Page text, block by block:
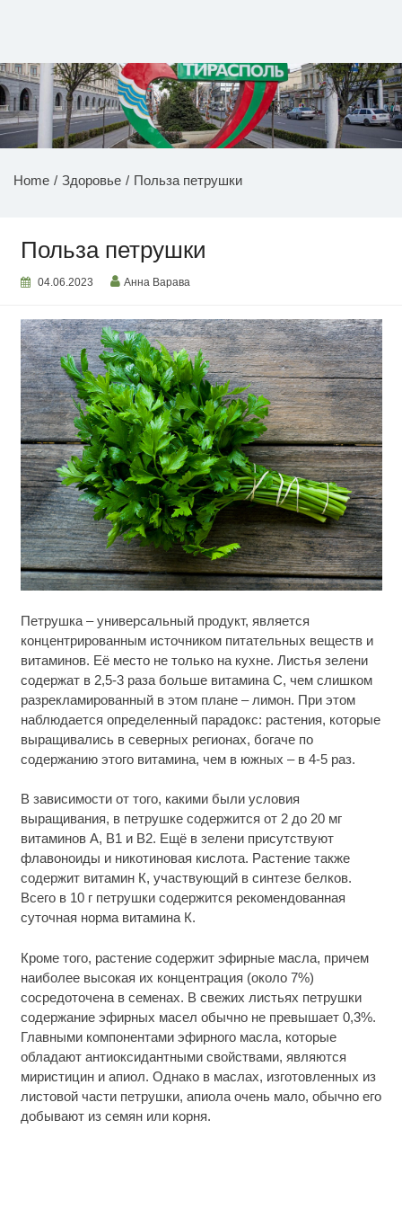
НОВОСТИ ПРИДНЕСТРОВЬЯ
Home Здоровье Польза петрушки
Польза петрушки
04.06.2023 Анна Варава
Петрушка – универсальный продукт, является
концентрированным источником питательных веществ и
витаминов. Её место не только на кухне. Листья зелени
содержат в 2,5-3 раза больше витамина С, чем слишком
разрекламированный в этом плане – лимон. При этом
наблюдается определенный парадокс: растения, которые
выращивались в северных регионах, богаче по
содержанию этого витамина, чем в южных – в 4-5 раз.
В зависимости от того, какими были условия
выращивания, в петрушке содержится от 2 до 20 мг
витаминов А, В1 и В2. Ещё в зелени присутствуют
флавоноиды и никотиновая кислота. Растение также
содержит витамин К, участвующий в синтезе белков.
Всего в 10 г петрушки содержится рекомендованная
суточная норма витамина К.
Кроме того, растение содержит эфирные масла, причем
наиболее высокая их концентрация (около 7%)
сосредоточена в семенах. В свежих листьях петрушки
содержание эфирных масел обычно не превышает 0,3%.
Главными компонентами эфирного масла, которые
обладают антиоксидантными свойствами, являются
миристицин и апиол. Однако в маслах, изготовленных из
листовой части петрушки, апиола очень мало, обычно его
добывают из семян или корня.
будете долго
i
Королева вагона отожгла! Видео не оставит
равнодушным
i
Ржу не переставая, это видео пересмотришь не